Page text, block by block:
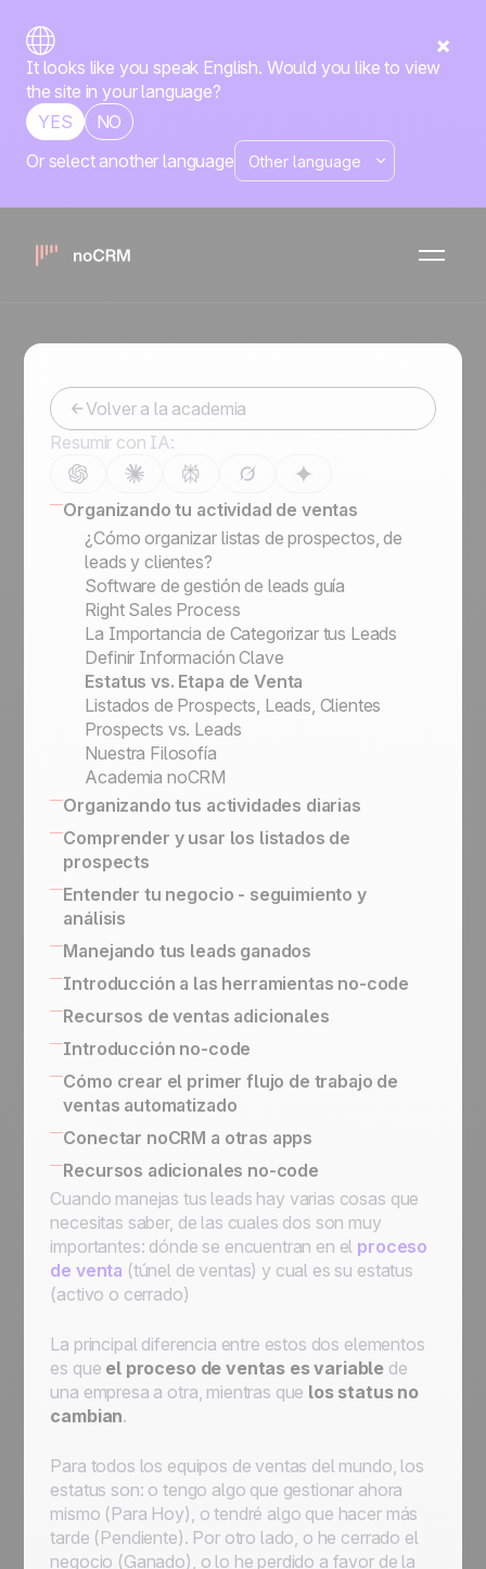
It looks like you speak English. Would you like to view
the site in your language?
YES
NO
Or select another languageEstatus vs.
Etapa de Venta
Conviértete en un mejor vendedor
Volver a la academia
Resumir con IA:
Organizando tu actividad de ventas
¿Cómo organizar listas de prospectos, de
leads y clientes?
Software de gestión de leads guía
Right Sales Process
La Importancia de Categorizar tus Leads
Definir Información Clave
Estatus vs. Etapa de Venta
Listados de Prospects, Leads, Clientes
Prospects vs. Leads
Nuestra Filosofía
Academia noCRM
Organizando tus actividades diarias
16 CRM Features
¿Cómo contactar y calificar leads en
LinkedIn de manera efectiva?
Hacer el Seguimiento y Cco de los Emails
Comprender y usar los listados de
prospects
Cómo crear un script de ventas para
llamadas en frío
Escanear tarjetas de visita
Outbound Engine
Califica un Prospect y Transfórmalo en
Lead
prospección en frío
Entender tu negocio - seguimiento y
análisis
Activity Based Selling
Exportar Datos para Informes y Marketing
Estrategia de ventas basada en actividades
Manejando tus leads ganados
Cómo gestionar los upsells y renovaciones
Vs. los procesos de post-venta
Hacer Seguimiento de tus Clientes
Existentes
Introducción a las herramientas no-code
Herramientas integradas no-code para
conectar su sistema IT
API simplificada para la implementación de
casos de uso comercial
Gatillos y acciones no-code
Recursos de ventas adicionales
SPIN Selling
El directorio de expertos en ventas
Introducción no-code
Aplicaciones no-code
Cómo crear el primer flujo de trabajo de
ventas automatizado
Usar El Butler para Automatizaciones en
Conecte noCRM a Zapier y Make
(anteriormente Integromat)
Cómo construir una herramienta de
automatización de correo electrónico
usando Zapier
Asigne un lead, envíe un correo electrónico,
programelo en Standby para seguimientos
Asigne un lead entrante que cumpla una
condición a un vendedor
Asigne un lead entrante a un comercial de
Cómo empezar con la automatización:
automatice los flujos de trabajo para
optimizar los procesos
Conectar noCRM a otras apps
Como conectar noCRM a tu Sistema de
Información interno
Conectar noCRM a otras Aplicaciones
Recursos adicionales no-code
Cuando manejas tus leads hay varias cosas que
necesitas saber, de las cuales dos son muy
importantes: dónde se encuentran en el proceso
de venta (túnel de ventas) y cual es su estatus
(activo o cerrado)
La principal diferencia entre estos dos elementos
es que el proceso de ventas es variable de
una empresa a otra, mientras que los status no
cambian.
Para todos los equipos de ventas del mundo, los
estatus son: o tengo algo que gestionar ahora
mismo (Para Hoy), o tendré algo que hacer más
tarde (Pendiente). Por otro lado, o he cerrado el
negocio (Ganado), o lo he perdido a favor de la